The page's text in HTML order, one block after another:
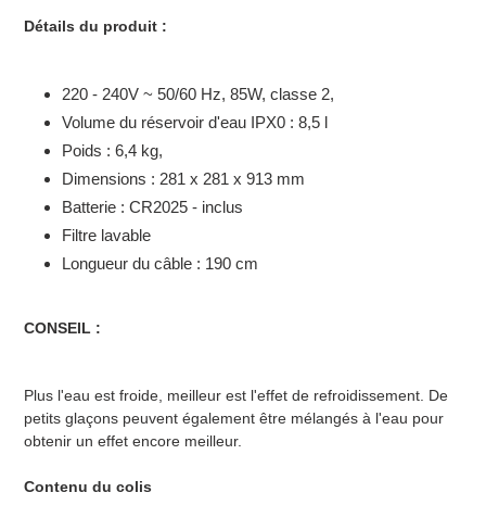
Détails du produit :
220 - 240V ~ 50/60 Hz, 85W, classe 2,
Volume du réservoir d'eau IPX0 : 8,5 l
Poids : 6,4 kg,
Dimensions : 281 x 281 x 913 mm
Batterie : CR2025 - inclus
Filtre lavable
Longueur du câble : 190 cm
CONSEIL :
Plus l'eau est froide, meilleur est l'effet de refroidissement. De
petits glaçons peuvent également être mélangés à l'eau pour
obtenir un effet encore meilleur.
Contenu du colis